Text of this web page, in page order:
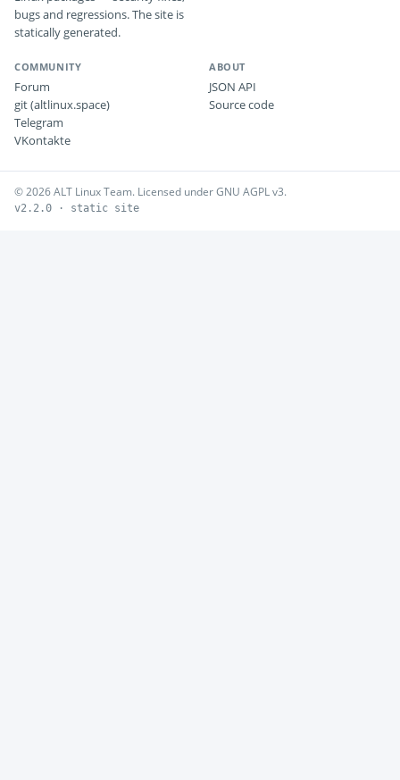
bugs and regressions. The site is
statically generated.
COMMUNITY
Forum
git (altlinux.space)
Telegram
VKontakte
ABOUT
JSON API
Source code
© 2026 ALT Linux Team. Licensed under GNU AGPL v3.
v2.2.0 · static site